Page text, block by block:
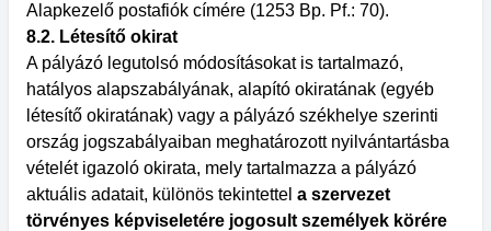
Alapkezelő postafiók címére (1253 Bp. Pf.: 70).
8.2. Létesítő okirat
A pályázó legutolsó módosításokat is tartalmazó,
hatályos alapszabályának, alapító okiratának (egyéb
létesítő okiratának) vagy a pályázó székhelye szerinti
ország jogszabályaiban meghatározott nyilvántartásba
vételét igazoló okirata, mely tartalmazza a pályázó
aktuális adatait, különös tekintettel a szervezet
törvényes képviseletére jogosult személyek körére